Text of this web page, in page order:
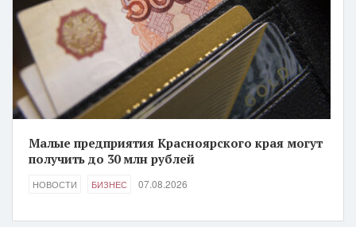
Малые предприятия Красноярского края могут
получить до 30 млн рублей
НОВОСТИ БИЗНЕС 07.08.2026